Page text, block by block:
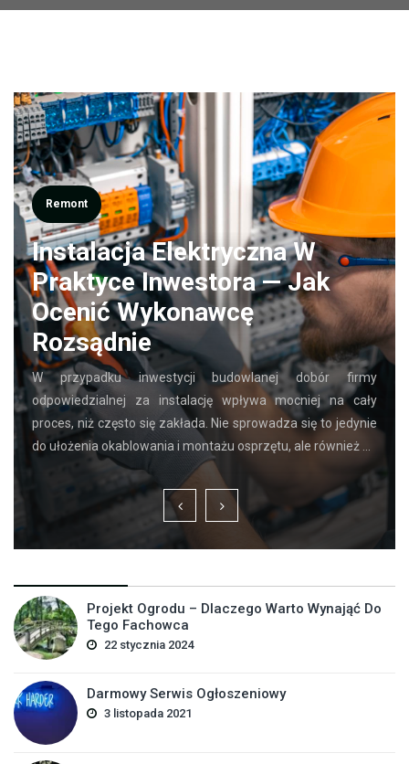
Remont
Instalacja Elektryczna W
Praktyce Inwestora — Jak
Ocenić Wykonawcę
Rozsądnie
W przypadku inwestycji budowlanej dobór firmy
odpowiedzialnej za instalację wpływa mocniej na cały
proces, niż często się zakłada. Nie sprowadza się to jedynie
do ułożenia okablowania i montażu osprzętu, ale również …
Projekt Ogrodu – Dlaczego Warto Wynająć Do
Tego Fachowca
22 stycznia 2024
Darmowy Serwis Ogłoszeniowy
3 listopada 2021